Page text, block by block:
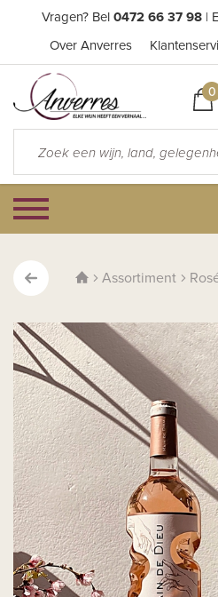
Vragen? Bel 0472 66 37 98 |
Over Anverres
0
Assortiment